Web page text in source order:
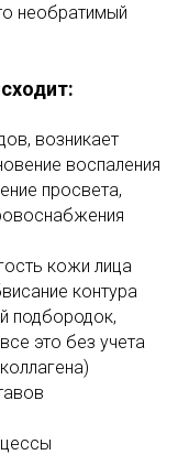
необратимый
возникает
воспаления
просвета,
кожи лица
контура
подбородок,
это без учета